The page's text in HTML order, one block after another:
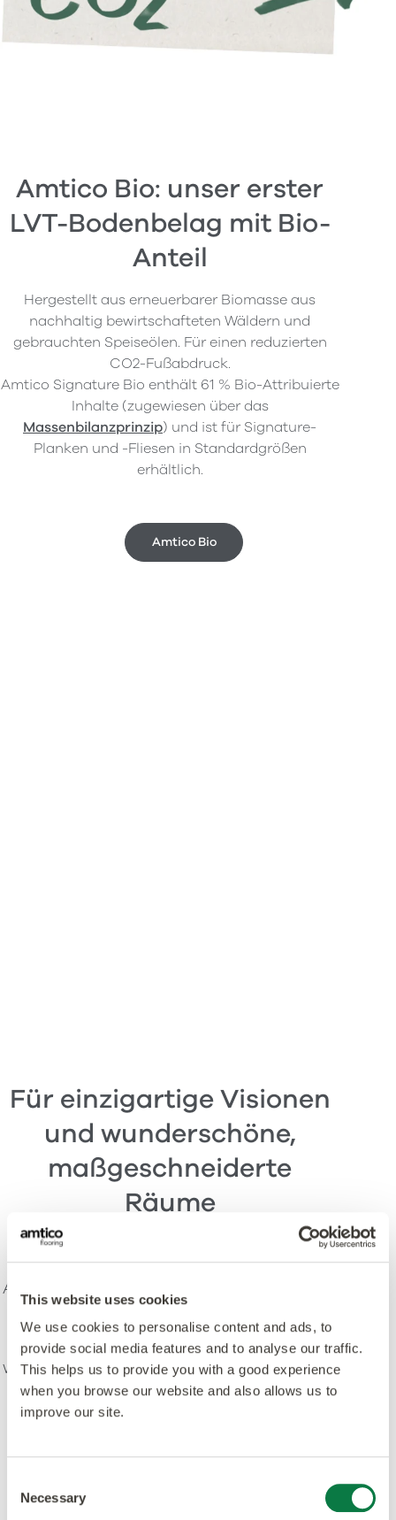
This website uses cookies
We use cookies to personalise content and ads, to
provide social media features and to analyse our traffic.
This helps us to provide you with a good experience
when you browse our website and also allows us to
improve our site.
Selection
Necessary
Amtico Bio: unser erster
LVT-Bodenbelag mit Bio-
Anteil
Hergestellt aus erneuerbarer Biomasse aus
nachhaltig bewirtschafteten Wäldern und
gebrauchten Speiseölen. Für einen reduzierten
CO2-Fußabdruck.
Amtico Signature Bio enthält 61 % Bio-Attribuierte
Inhalte (zugewiesen über das
Massenbilanzprinzip) und ist für Signature-
Planken und -Fliesen in Standardgrößen
erhältlich.
Amtico Bio
Für einzigartige Visionen
und wunderschöne,
maßgeschneiderte
Räume
Entdecken Sie unser umfangreiches
Angebot an einzigartigen Verlegemustern
unserer Signature Produkte
widerzuspiegeln. Personalisieren Sie diese
mit Ihrer eigenen Wahl an Farben und
Texturen und lassen Sie sich von den